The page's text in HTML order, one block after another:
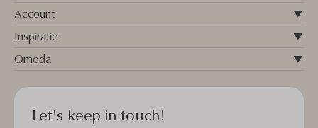
Account
Inspiratie
Omoda
Let's keep in touch!